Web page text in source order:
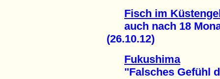
Fisch im
auch nach 18
(26.10.12)
Fukushima
"Falsches Gefühl